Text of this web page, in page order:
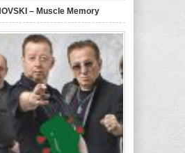
– Muscle Memory